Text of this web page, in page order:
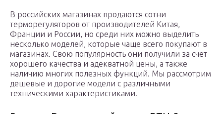
В российских магазинах продаются сотни
терморегуляторов от производителей Китая,
Франции и России, но среди них можно выделить
несколько моделей, которые чаще всего покупают в
магазинах. Свою популярность они получили за счет
хорошего качества и адекватной цены, а также
наличию многих полезных функций. Мы рассмотрим
дешевые и дорогие модели с различными
техническими характеристиками.